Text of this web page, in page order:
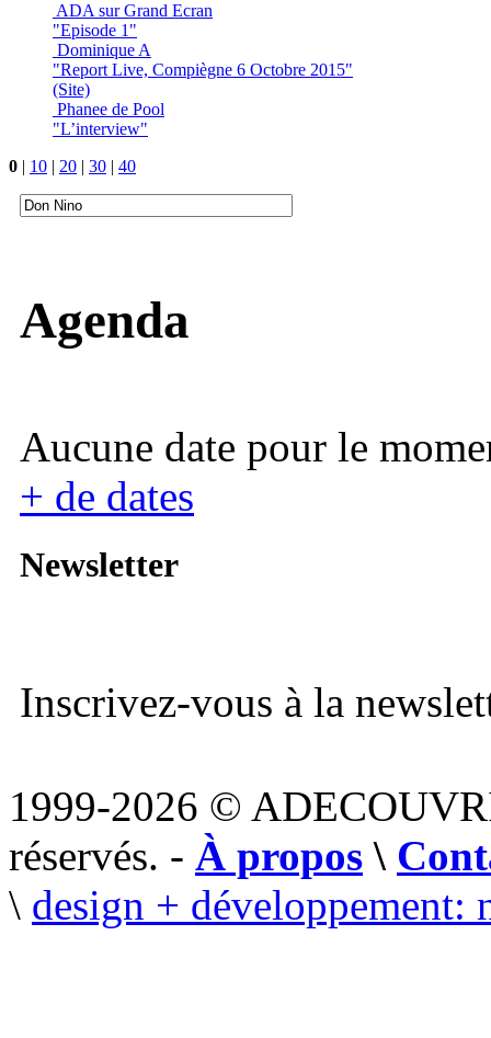
ADA sur Grand Ecran
"Episode 1"
Dominique A
"Report Live, Compiègne 6 Octobre 2015"
(Site)
Phanee de Pool
"L’interview"
0 | 10 | 20 | 30 | 40
Agenda
Aucune date pour le
+ de dates
Newsletter
Inscrivez-vous à la
1999-2026 ©
réservés. - À propos \
\ design + développement: